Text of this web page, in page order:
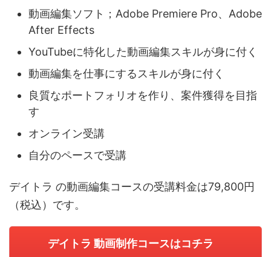
動画編集ソフト；Adobe Premiere Pro、Adobe
After Effects
YouTubeに特化した動画編集スキルが身に付く
動画編集を仕事にするスキルが身に付く
良質なポートフォリオを作り、案件獲得を目指
す
オンライン受講
自分のペースで受講
デイトラ の動画編集コースの受講料金は79,800円
（税込）です。
デイトラ 動画制作コースはコチラ